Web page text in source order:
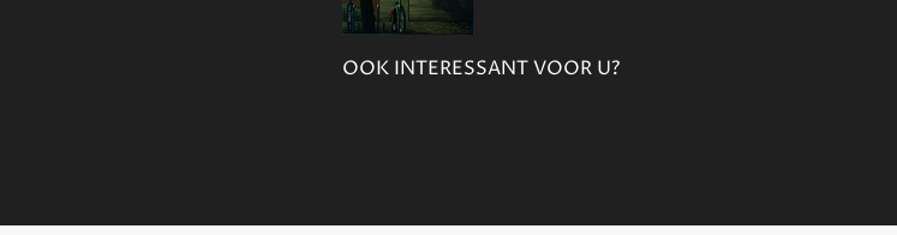
OOK INTERESSANT VOOR U?